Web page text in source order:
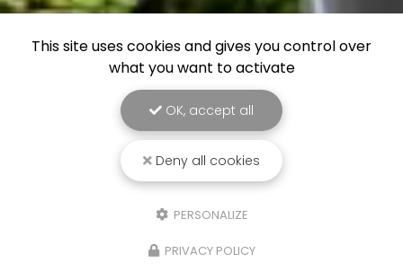
This site uses cookies and gives you control over
what you want to activate
OK, accept all
Deny all cookies
PERSONALIZE
PRIVACY POLICY